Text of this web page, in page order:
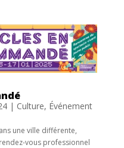
| Culture, Événement
une ville différente,
vous professionnel